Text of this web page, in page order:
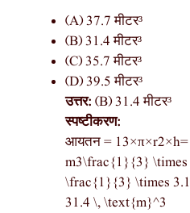
(A) 37.7 मीटर³
(B) 31.4 मीटर³
(C) 35.7 मीटर³
(D) 39.5 मीटर³
उत्तर: (B) 31.4 मीटर³
स्पष्टीकरण:
आयतन =
m3\frac{1}{3} \times
\frac{1}{3} \times
31.4 \, \text{m}^3